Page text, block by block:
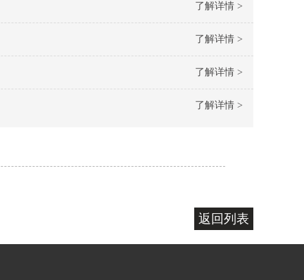
了解详情 >
了解详情 >
了解详情 >
了解详情 >
返回列表